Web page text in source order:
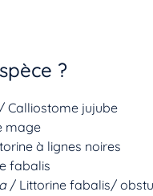
?
/ Calliostome jujube
mage
à lignes noires
fabalis
/ Littorine fabalis/